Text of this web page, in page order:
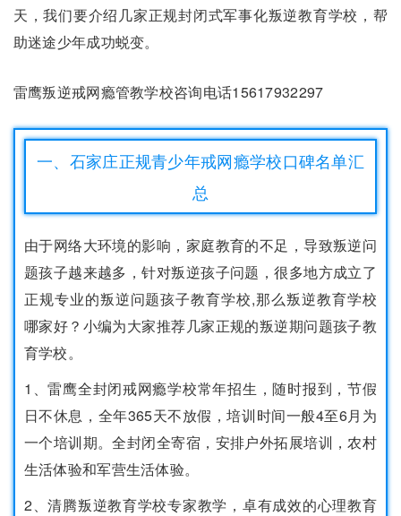
天，我们要介绍几家正规封闭式军事化叛逆教育学校，帮
助迷途少年成功蜕变。
雷鹰叛逆戒网瘾管教学校咨询电话15617932297
一、石家庄正规青少年戒网瘾学校口碑名单汇
总
由于网络大环境的影响，家庭教育的不足，导致叛逆问
题孩子越来越多，针对叛逆孩子问题，很多地方成立了
正规专业的叛逆问题孩子教育学校,那么叛逆教育学校
哪家好？小编为大家推荐几家正规的叛逆期问题孩子教
育学校。
1、雷鹰全封闭戒网瘾学校常年招生，随时报到，节假
日不休息，全年365天不放假，培训时间一般4至6月为
一个培训期。全封闭全寄宿，安排户外拓展培训，农村
生活体验和军营生活体验。
2、清腾叛逆教育学校专家教学，卓有成效的心理教育